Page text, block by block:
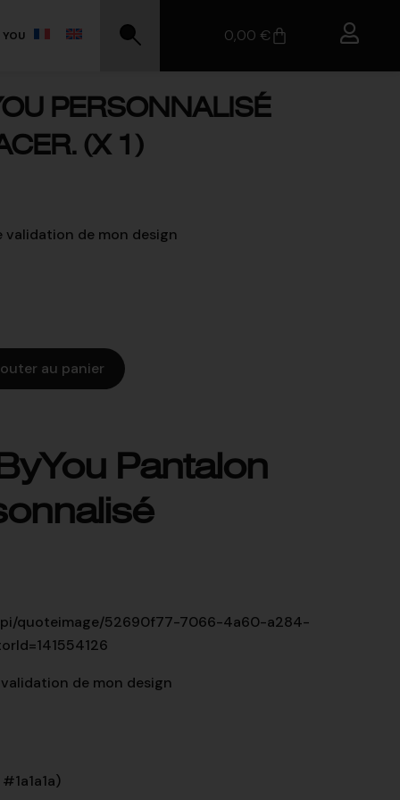
0,00 €
PERSONNALISÉ
(X 1)
validation de mon design
au panier
Pantalon
quoteimage/52690f77-7066-4a60-a284-
de mon design
#1a1a1a)